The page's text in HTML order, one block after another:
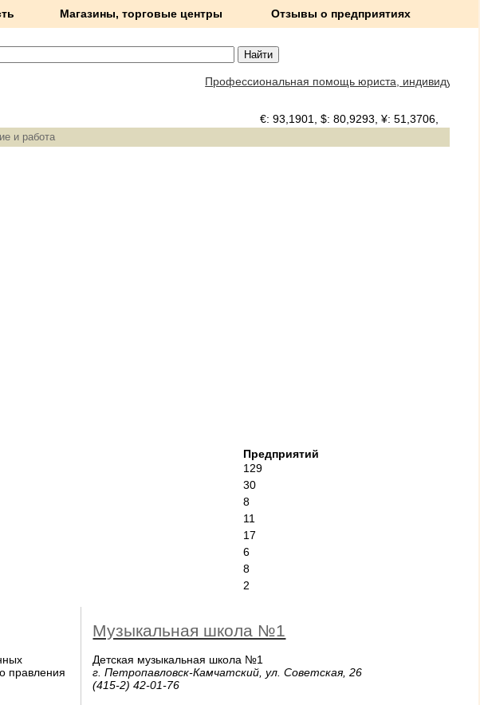
Магазины, торговые центры Отзывы о предприятиях
Профессиональная помощь юриста, индивидуальный
€: 93,1901, $: 80,9293, ¥: 51,3706, Погода в
и работа
Предприятий
129
30
8
11
17
6
8
2
правления
Музыкальная школа №1
Детская музыкальная школа №1
г. Петропавловск-Камчатский, ул. Советская, 26
(415-2) 42-01-76